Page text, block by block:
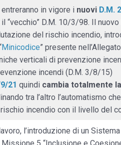
in vigore i nuovi D.M.
“vecchio” D.M. 10/3/98. Il
del rischio incendio,
Minicodice” presente
verticali di prevenzione
incendi (D.M. 3/8/15)
21 quindi cambia totalmente
tra l’altro l’automatismo
incendio con il livello del
l’introduzione di un